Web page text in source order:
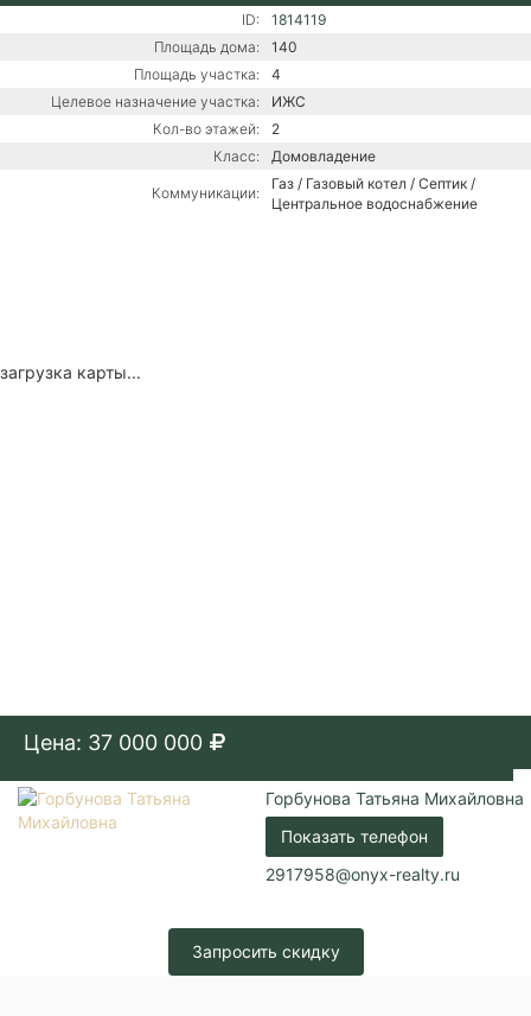
ID:
1814119
Площадь дома:
140
Площадь участка:
4
Целевое назначение участка:
ИЖС
Кол-во этажей:
2
Класс:
Домовладение
Коммуникации:
Газ / Газовый котел / Септик /
Центральное водоснабжение
загрузка карты...
Цена: 37 000 000
Горбунова Татьяна Михайловна
Показать телефон
2917958@onyx-realty.ru
Запросить скидку